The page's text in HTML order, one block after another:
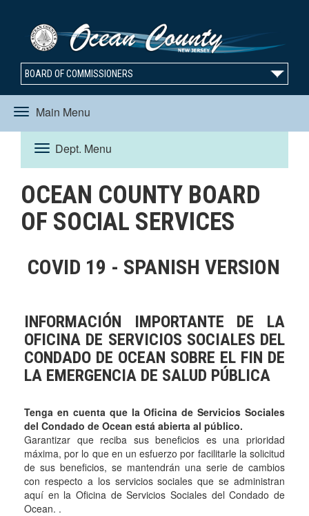
BOARD OF COMMISSIONERS
Main Menu
Toggle
navigation
Dept. Menu
Toggle
navigation
OCEAN COUNTY BOARD
OF SOCIAL SERVICES
COVID 19 - SPANISH VERSION
INFORMACIÓN IMPORTANTE DE LA
OFICINA DE SERVICIOS SOCIALES DEL
CONDADO DE OCEAN SOBRE EL FIN DE
LA EMERGENCIA DE SALUD PÚBLICA
Tenga en cuenta que la Oficina de Servicios Sociales
del Condado de Ocean está abierta al público.
Garantizar que reciba sus beneficios es una prioridad
máxima, por lo que en un esfuerzo por facilitarle la solicitud
de sus beneficios, se mantendrán una serie de cambios
con respecto a los servicios sociales que se administran
aquí en la Oficina de Servicios Sociales del Condado de
Ocean. .